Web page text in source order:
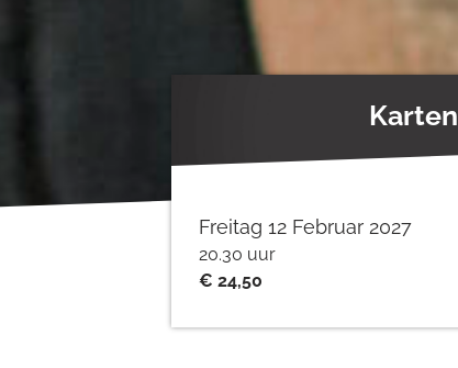
Karten
Freitag 12 Februar 2027
20.30 uur
€ 24,50